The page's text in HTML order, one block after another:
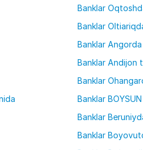
Banklar
Banklar
Banklar Angorda
Banklar Andijon
Banklar
Banklar
Banklar
Banklar